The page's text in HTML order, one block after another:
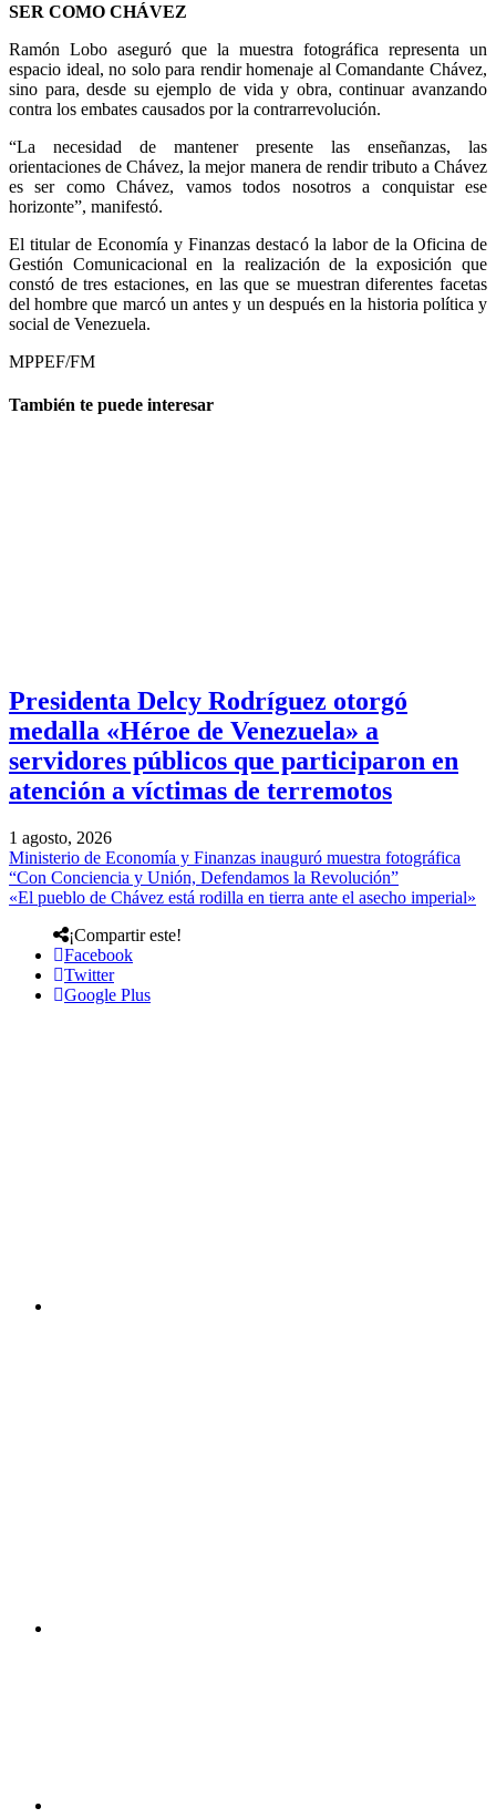
SER COMO CHÁVEZ
Ramón Lobo aseguró que la muestra fotográfica representa un
espacio ideal, no solo para rendir homenaje al Comandante Chávez,
sino para, desde su ejemplo de vida y obra, continuar avanzando
contra los embates causados por la contrarrevolución.
“La necesidad de mantener presente las enseñanzas, las
orientaciones de Chávez, la mejor manera de rendir tributo a Chávez
es ser como Chávez, vamos todos nosotros a conquistar ese
horizonte”, manifestó.
El titular de Economía y Finanzas destacó la labor de la Oficina de
Gestión Comunicacional en la realización de la exposición que
constó de tres estaciones, en las que se muestran diferentes facetas
del hombre que marcó un antes y un después en la historia política y
social de Venezuela.
MPPEF/FM
También te puede interesar
Presidenta Delcy Rodríguez otorgó
medalla «Héroe de Venezuela» a
servidores públicos que participaron en
atención a víctimas de terremotos
1 agosto, 2026
Ministerio de Economía y Finanzas inauguró muestra fotográfica
“Con Conciencia y Unión, Defendamos la Revolución”
«El pueblo de Chávez está rodilla en tierra ante el asecho imperial»
¡Compartir este!
Facebook
Twitter
Google Plus